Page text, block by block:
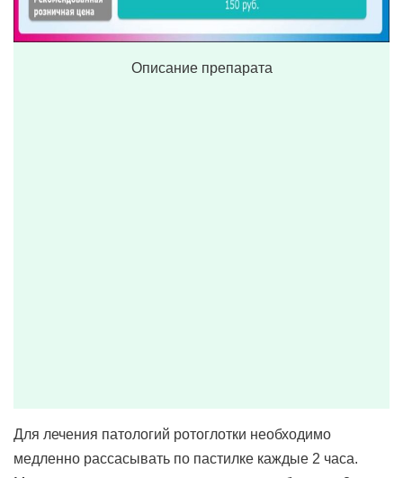
Описание препарата
Для лечения патологий ротоглотки необходимо
медленно рассасывать по пастилке каждые 2 часа.